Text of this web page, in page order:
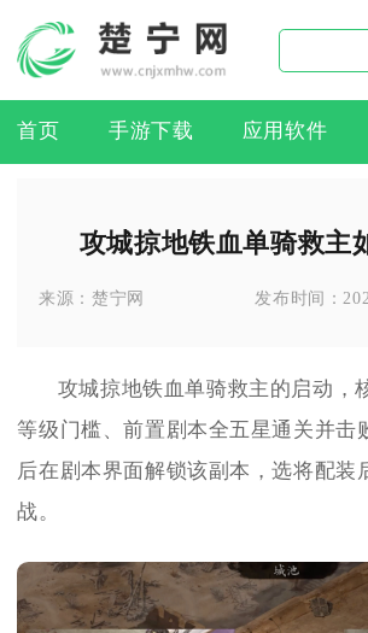
首页 手游下载 应用软件
攻城掠地铁血单骑救主
来源：楚宁网 发布时间：
攻城掠地铁血单骑救主的启动，
等级门槛、前置剧本全五星通关并击
后在剧本界面解锁该副本，选将配装
战。